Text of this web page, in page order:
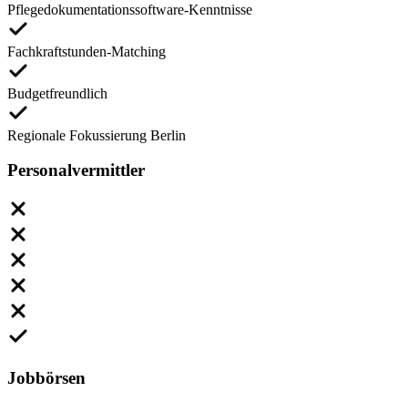
Pflegedokumentationssoftware-Kenntnisse
Fachkraftstunden-Matching
Budgetfreundlich
Regionale Fokussierung Berlin
Personalvermittler
Jobbörsen